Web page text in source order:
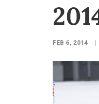
FEB 6, 2014